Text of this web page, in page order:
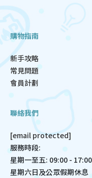
購物指南
新手攻略
常見問題
會員計劃
聯絡我們
[email protected]
服務時段:
星期一至五: 09:00 - 17:00
星期六日及公眾假期休息